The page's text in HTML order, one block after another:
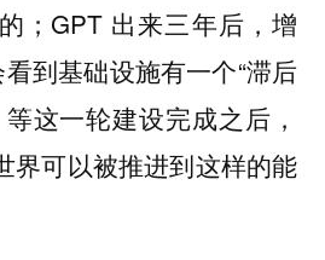
；GPT 出来三年后，增
到基础设施有一个“滞后
这一轮建设完成之后，
界可以被推进到这样的能